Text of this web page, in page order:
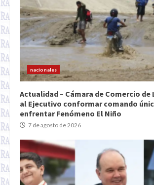
nacionales
Actualidad – Cámara de Comercio de
al Ejecutivo conformar comando
enfrentar Fenómeno El Niño
7 de agosto de 2026